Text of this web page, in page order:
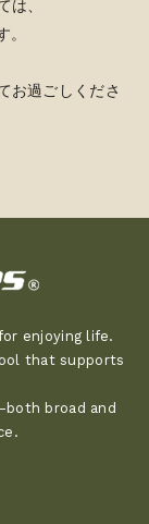
は、
。
お過ごしくださ
enjoying life.
that supports
broad and